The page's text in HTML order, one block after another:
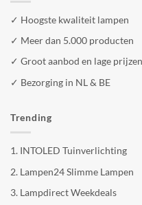
✓ Hoogste kwaliteit lampen
✓ Meer dan 5.000 producten
✓ Groot aanbod en lage prijzen
✓ Bezorging in NL & BE
Trending
1. INTOLED Tuinverlichting
2. Lampen24 Slimme Lampen
3. Lampdirect Weekdeals